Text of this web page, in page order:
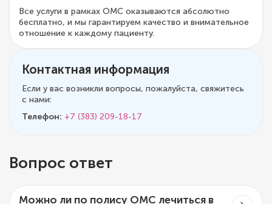
Все услуги в рамках ОМС оказываются абсолютно
бесплатно, и мы гарантируем качество и внимательное
отношение к каждому пациенту.
Контактная информация
Если у вас возникли вопросы, пожалуйста, свяжитесь
с нами:
Телефон: +7 (383) 209-18-17
Вопрос ответ
Можно ли по полису ОМС лечиться в